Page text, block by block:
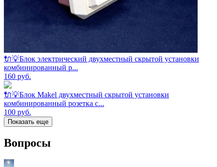
🔌💡Блок электрический двухместный скрытой установки
комбинированный р...
160 руб.
🔌💡Блок Makel двухместный скрытой установки
комбинированный розетка с...
100 руб.
Показать еще
Вопросы